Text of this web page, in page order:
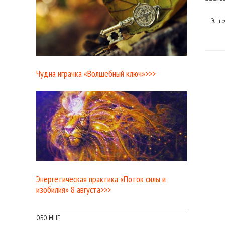
Эл.
Чудна играчка «Волшебный ключ»>>>
Энергетическая практика «Поток силы и
изобилия» 8 августа>>>
ОБО МНЕ